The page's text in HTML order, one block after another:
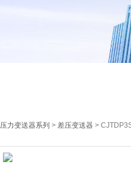
压力变送器系列 > 差压变送器 >